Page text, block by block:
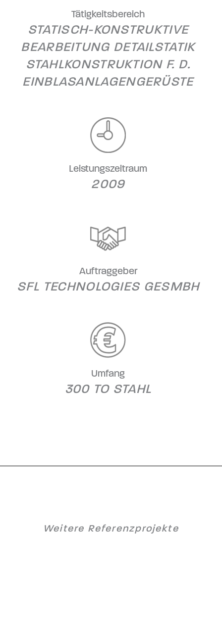
Tätigkeitsbereich
STATISCH-KONSTRUKTIVE
BEARBEITUNG DETAILSTATIK
STAHLKONSTRUKTION F. D.
EINBLASANLAGENGERÜSTE
Leistungszeitraum
2009
Auftraggeber
SFL TECHNOLOGIES GESMBH
Umfang
300 TO STAHL
Weitere Referenzprojekte